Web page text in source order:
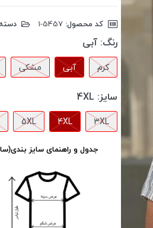
کد محصول:
رنگ: آبی
کرم آبی مشکی
سایز: 4XL
3XL
4XL
5XL
جدول و راهنمای سایز